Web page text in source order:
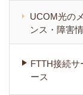
UCOM光の
ンス・障害
FTTH接続サ
ース